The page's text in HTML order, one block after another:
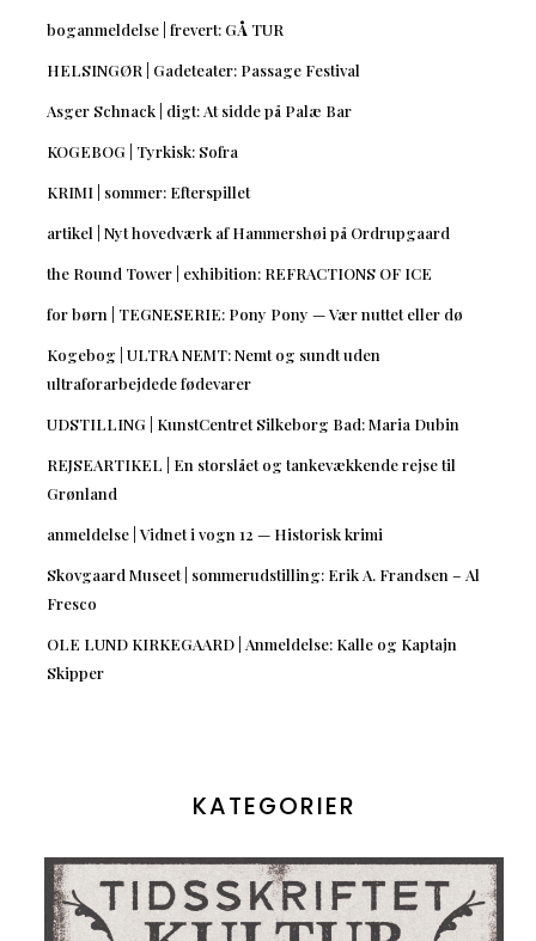
boganmeldelse | frevert: GÅ TUR
HELSINGØR | Gadeteater: Passage Festival
Asger Schnack | digt: At sidde på Palæ Bar
KOGEBOG | Tyrkisk: Sofra
KRIMI | sommer: Efterspillet
artikel | Nyt hovedværk af Hammershøi på Ordrupgaard
the Round Tower | exhibition: REFRACTIONS OF ICE
for børn | TEGNESERIE: Pony Pony — Vær nuttet eller dø
Kogebog | ULTRA NEMT: Nemt og sundt uden
ultraforarbejdede fødevarer
UDSTILLING | KunstCentret Silkeborg Bad: Maria Dubin
REJSEARTIKEL | En storslået og tankevækkende rejse til
Grønland
anmeldelse | Vidnet i vogn 12 — Historisk krimi
Skovgaard Museet | sommerudstilling: Erik A. Frandsen – Al
Fresco
OLE LUND KIRKEGAARD | Anmeldelse: Kalle og Kaptajn
Skipper
KATEGORIER